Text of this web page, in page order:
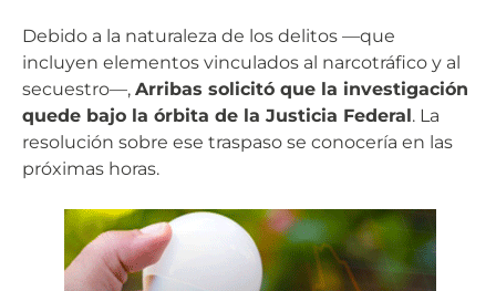
Debido a la naturaleza de los delitos —que
incluyen elementos vinculados al narcotráfico y al
secuestro—, Arribas solicitó que la investigación
quede bajo la órbita de la Justicia Federal. La
resolución sobre ese traspaso se conocería en las
próximas horas.